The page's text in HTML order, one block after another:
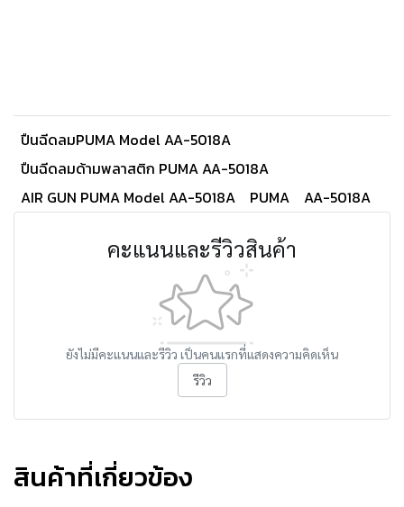
ปืนฉีดลมPUMA Model AA-5018A
ปืนฉีดลมด้ามพลาสติก PUMA AA-5018A
AIR GUN PUMA Model AA-5018A
PUMA AA-5018A
คะแนนและรีวิวสินค้า
ยังไม่มีคะแนนและรีวิว เป็นคนแรกที่แสดงความคิดเห็น
รีวิว
สินค้าที่เกี่ยวข้อง